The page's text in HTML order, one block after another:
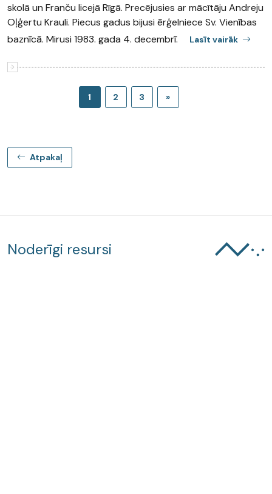
skolā un Franču licejā Rīgā. Precējusies ar mācītāju Andreju
Oļģertu Krauli. Piecus gadus bijusi ērģelniece Sv. Vienības
baznīcā. Mirusi 1983. gada 4. decembrī.
Lasīt vairāk
1 2 3 »
Atpakaļ
Noderīgi resursi